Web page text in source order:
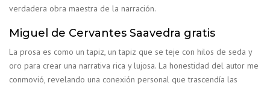
verdadera obra maestra de la narración.
Miguel de Cervantes Saavedra gratis
La prosa es como un tapiz, un tapiz que se teje con hilos de seda y
oro para crear una narrativa rica y lujosa. La honestidad del autor me
conmovió, revelando una conexión personal que trascendía las